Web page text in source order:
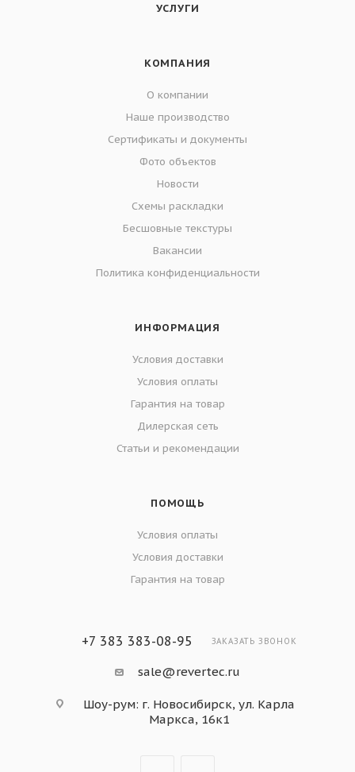
УСЛУГИ
КОМПАНИЯ
О компании
Наше производство
Сертификаты и документы
Фото объектов
Новости
Схемы раскладки
Бесшовные текстуры
Вакансии
Политика конфиденциальности
ИНФОРМАЦИЯ
Условия доставки
Условия оплаты
Гарантия на товар
Дилерская сеть
Статьи и рекомендации
ПОМОЩЬ
Условия оплаты
Условия доставки
Гарантия на товар
+7 383 383-08-95 ЗАКАЗАТЬ ЗВОНОК
sale@revertec.ru
Шоу-рум: г. Новосибирск, ул. Карла
Маркса, 16к1